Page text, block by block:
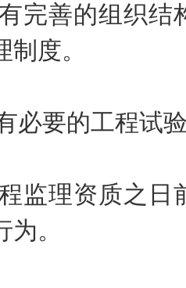
善的组织结
度。
要的工程试验
理资质之日
。